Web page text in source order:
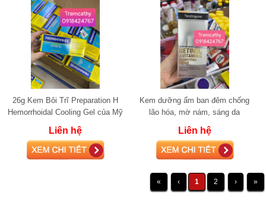
26g Kem Bôi Trĩ Preparation H
Hemorrhoidal Cooling Gel của Mỹ
26g
Liên hệ
Kem dưỡng ẩm ban đêm chống
lão hóa, mờ nám, sáng da
Neutrogena Rapid Tone Repair
RETINOL + V
Liên hệ
« ‹ 1 2 › »